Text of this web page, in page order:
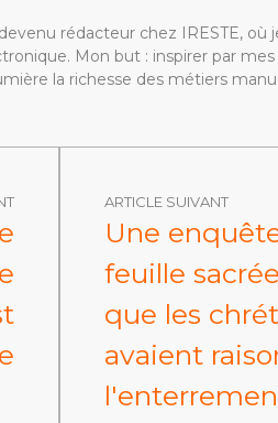
rédacteur chez IRESTE,
Mon but : inspirer par
la richesse des métiers
ARTICLE SUIVANT
Une
feuille
que les
avaient